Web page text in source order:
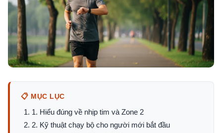
📋 MỤC LỤC
1. Hiểu đúng về nhịp tim và Zone 2
2. Kỹ thuật chạy bộ cho người mới bắt đầu